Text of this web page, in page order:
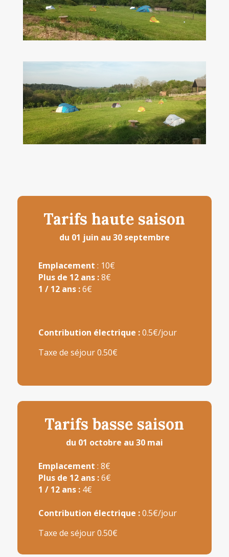
Tarifs haute saison
du 01 juin au 30 septembre
Emplacement : 10€
Plus de 12 ans :8€
1 / 12 ans :6€
Contribution électrique :0.5€/jour
Taxe de séjour 0.50€
Tarifs basse saison
du 01 octobre au 30 mai
Emplacement : 8€
Plus de 12 ans :6€
1 / 12 ans : 4€
Contribution électrique :0.5€/jour
Taxe de séjour 0.50€